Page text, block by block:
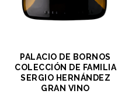
PALACIO DE BORNOS
COLECCIÓN DE FAMILIA
SERGIO HERNÁNDEZ
GRAN VINO